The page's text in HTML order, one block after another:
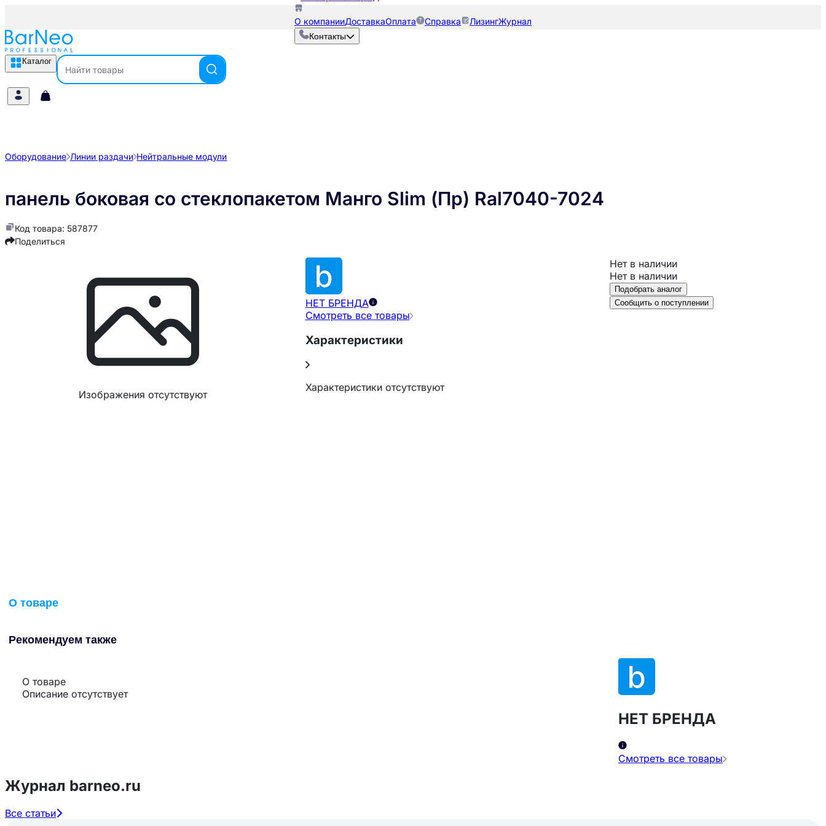
О компанииДоставкаОплата Справка ЛизингЖурнал
Контакты
Каталог
Оборудование Линии раздачи Нейтральные модули
панель боковая со стеклопакетом Манго Slim (Пр) Ral7040-7024
Код товара: 587877
Поделиться
Изображения отсутствуют
НЕТ БРЕНДА
Смотреть все товары
Характеристики
Характеристики отсутствуют
Нет в наличии
Нет в наличии
Подобрать аналог
Сообщить о поступлении
О товаре
Рекомендуем также
О товаре
Описание отсутствует
НЕТ БРЕНДА
Смотреть все товары
Журнал barneo.ru
Все статьи